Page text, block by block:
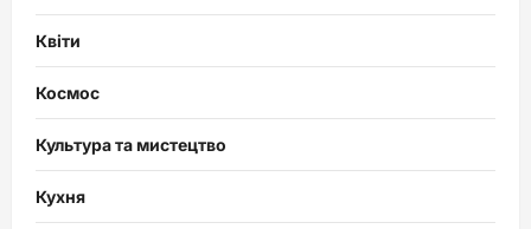
Квіти
Космос
Культура та мистецтво
Кухня